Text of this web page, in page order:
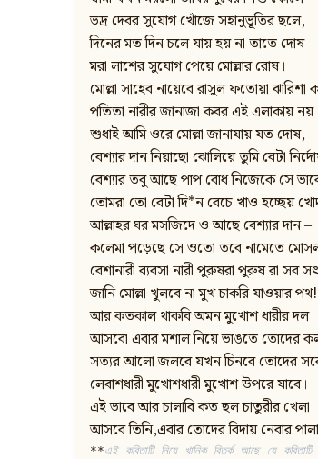
ভদ্র দেবর সুযোগ খোঁজে সহানুভূতির ছলে,
দিনের মত দিন চলে যায় হয় না তাতে দোষ
মরা লাশের সুযোগ পেয়ে মোল্লার রোষ।
মোল্লা সাহেব নায়েবে রাসুল ফতোয়া ঝারিশা
পতিতা নারীর জানাজা কবর এই এলাকায় নয়।
শুধাই আমি ওরে মোল্লা জানাযায় যত দোষ,
বেশ্যার দান নিয়াছো ঝোলিয়ে তুমি বেটা
বেশ্যার তবু আছে পাপ বোধ নিজেকে সে
তোমরা তো বেটা দি*ন বেচে খাও হচ্ছেয়
আল্লাহর ঘর মসজিদে ও আছে বেশ্যার দান –
কলেমা পড়েছে সে ওতো তবে নামেতে
বেশানারী ব্যবসা নারী পুরুষরা পুরুষ রা সব
জানি মোল্লা খুলবে না মুখ চাকরি যাওয়ার পথ!
আর কতকাল থাকবি অমন মুখোশ ধারীর দল
আসবো এবার মশাল নিয়ে ভাঙতে তোদের
সত্যর আলো জলবে যখন চিনবে তোদের
লেবাশধারী মুখোশধারী মুখোশ উপরে যাবে।
এই ভাবে আর চালাবি কত ছল চাতুরীর খেলা
আসবে তিনি,এবার তোদের বিদায় নেবার
**এই কবিতাটি নিয়ে খানিক বিতর্ক আছে যে